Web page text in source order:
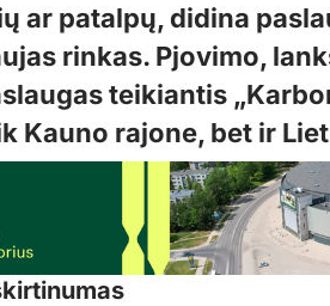
ar patalpų, didina
rinkas. Pjovimo,
teikiantis
Kauno rajone, bet ir